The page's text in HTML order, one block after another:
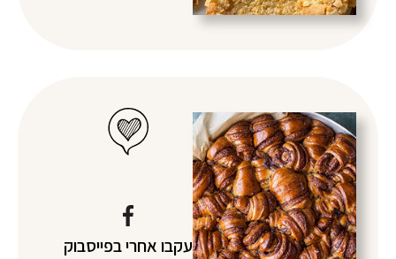
עקבו אחריבפייסבוק